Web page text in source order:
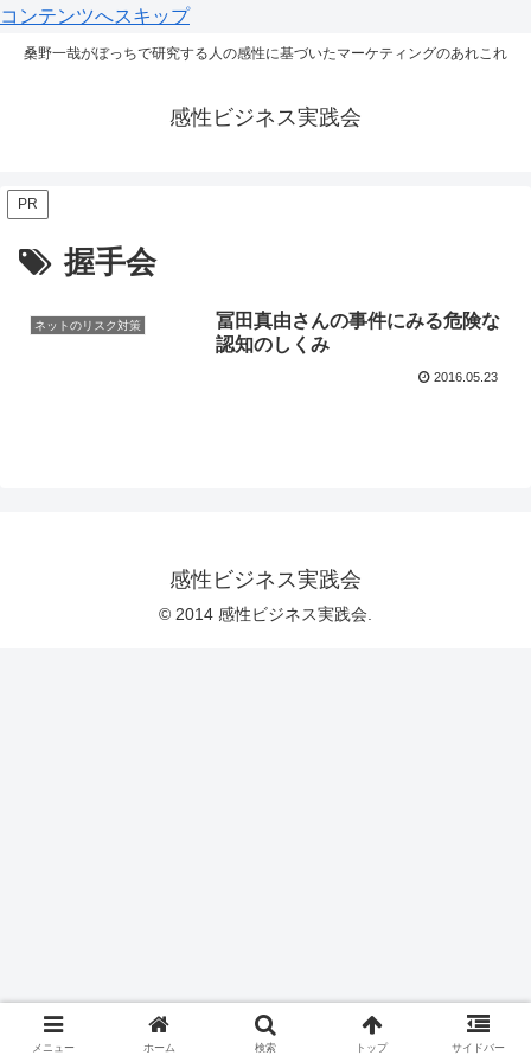
コンテンツへスキップ
桑野一哉がぼっちで研究する人の感性に基づいたマーケティングのあれこれ
感性ビジネス実践会
PR
握手会
ネットのリスク対策
冨田真由さんの事件にみる危険な
認知のしくみ
2016.05.23
感性ビジネス実践会
© 2014 感性ビジネス実践会.
メニュー ホーム 検索 トップ サイドバー